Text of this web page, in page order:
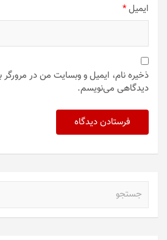
ایمیل*
ذخیره نام، ایمیل و وبسایت من در مرورگر
دیدگاهی می‌نویسم.